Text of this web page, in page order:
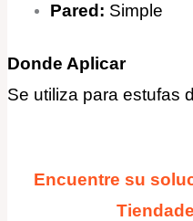
Pared: Simple
Donde Aplicar
Se utiliza para estufas
Encuentre su